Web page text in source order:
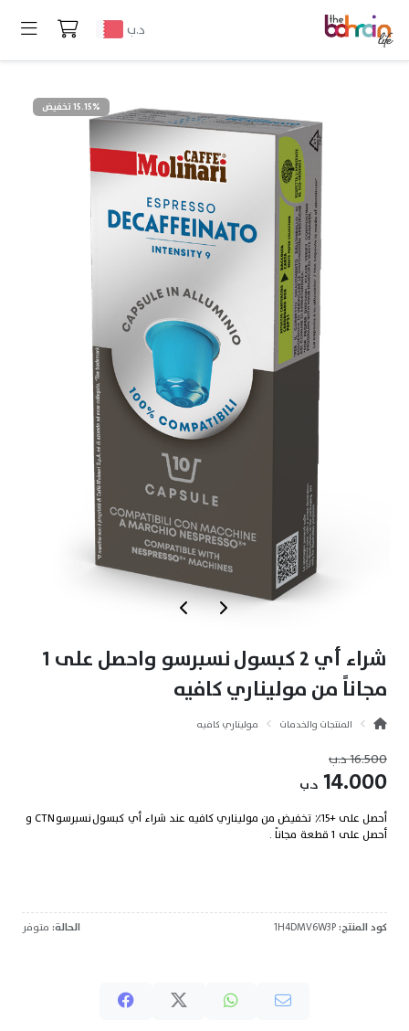
د.ب
15.15% تخفيض
شراء أي 2 كبسول نسبرسو واحصل على 1
مجاناً من موليناري كافيه
المنتجات والخدمات موليناري كافيه
16.500د.ب
14.000 د.ب
أحصل على +15٪ تخفيض من موليناري كافيه عند شراء أي كبسول نسبرسو CTN و
أحصل على ١ قطعة مجاناً .
كود المنتج: الحالة: متوفر